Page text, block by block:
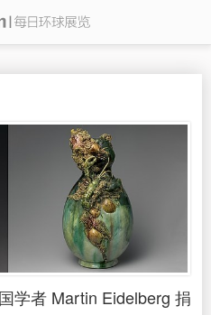
学者 Martin Eidelberg 捐